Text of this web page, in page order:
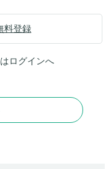
料登録
ログインへ